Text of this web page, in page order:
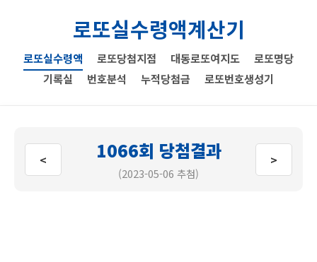
로또실수령액계산기
로또실수령액 로또당첨지점 대동로또여지도
로또명당
기록실
번호분석 누적당첨금 로또번호생성기
< 1066회 당첨결과
(2023-05-06 추첨)
>